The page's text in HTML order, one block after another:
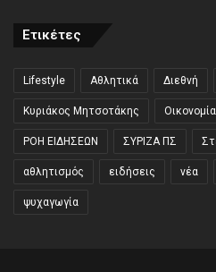
Ετικέτες
Lifestyle Αθλητικά Διεθνή
Κυριάκος Μητσοτάκης Οικονομία
ΡΟΗ ΕΙΔΗΣΕΩΝ ΣΥΡΙΖΑ ΠΣ
αθλητισμός ειδήσεις νέα
ψυχαγωγία